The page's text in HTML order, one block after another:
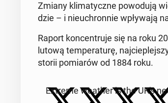
Zmiany kli­ma­tycz­ne po­wo­du­ją
dzie – i nie­uchron­nie wpły­wa­ją
Raport kon­cen­tru­je się na roku
lutową tem­pe­ra­tu­rę,
sto­rii po­mia­rów od 1884 roku.
Extreme weather is the UK's